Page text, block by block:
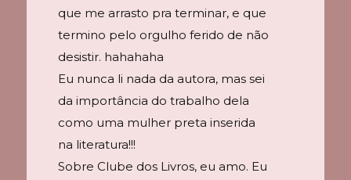
que me arrasto pra terminar, e que
termino pelo orgulho ferido de não
desistir. hahahaha
Eu nunca li nada da autora, mas sei
da importância do trabalho dela
como uma mulher preta inserida
na literatura!!!
Sobre Clube dos Livros, eu amo. Eu